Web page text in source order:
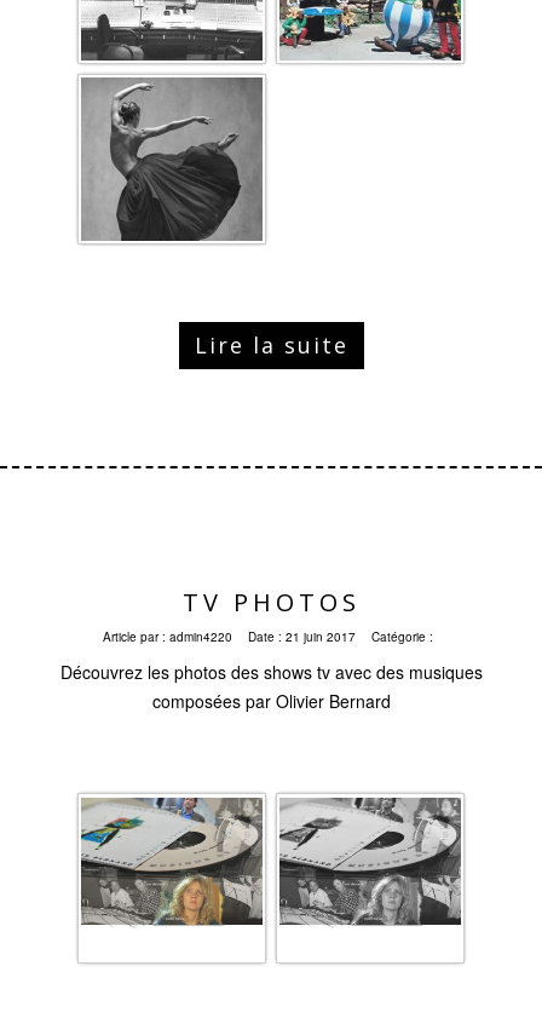
Lire la suite
TV PHOTOS
Article par : admin4220 Date : 21 juin 2017 Catégorie :
Découvrez les photos des shows tv avec des musiques
composées par Olivier Bernard